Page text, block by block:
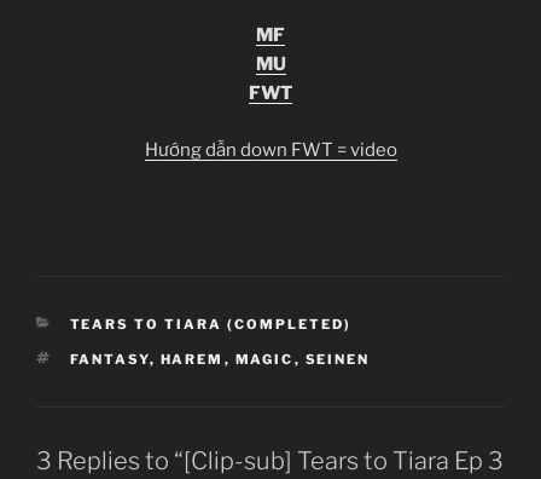
MF
MU
FWT
Hướng dẫn down FWT = video
CATEGORIES
TEARS TO TIARA (COMPLETED)
TAGS
FANTASY, HAREM , MAGIC , SEINEN
3 Replies to “[Clip-sub] Tears to Tiara Ep 3